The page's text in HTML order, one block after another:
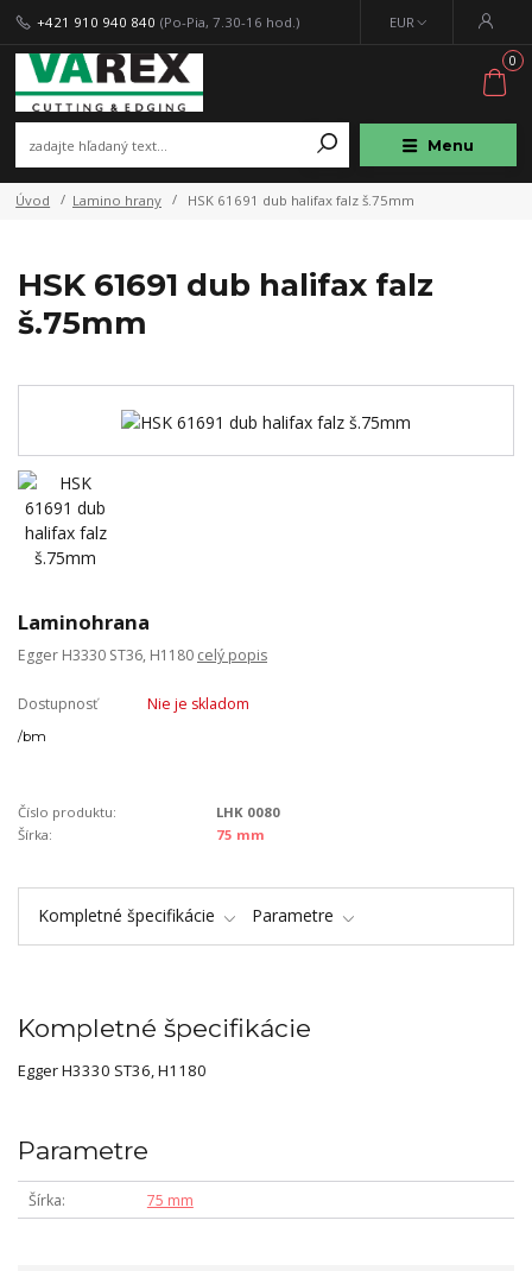
Menu
EUR
+421 910 940 840 (Po-Pia, 7.30-16 hod.)
0
Úvod Lamino hrany HSK 61691 dub halifax falz š.75mm
HSK 61691 dub halifax falz
š.75mm
Laminohrana
Egger H3330 ST36, H1180 celý popis
Dostupnosť Nie je skladom
/bm
Číslo produktu:
LHK 0080
Šírka:
75 mm
Kompletné špecifikácie Parametre
Kompletné špecifikácie
Egger H3330 ST36, H1180
Parametre
Šírka 75 mm